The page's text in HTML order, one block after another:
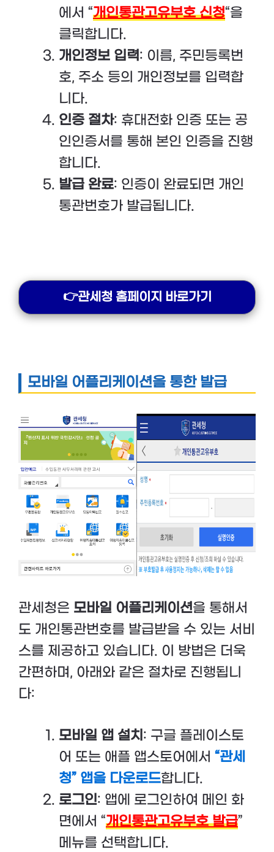
에서 “개인통관고유부호 신청“을
클릭합니다.
개인정보 입력: 이름, 주민등록번
호, 주소 등의 개인정보를 입력합
니다.
인증 절차: 휴대전화 인증 또는 공
인인증서를 통해 본인 인증을 진행
합니다.
발급 완료: 인증이 완료되면 개인
통관번호가 발급됩니다.
👉관세청 홈페이지 바로가기
모바일 어플리케이션을 통한 발급
관세청은 모바일 어플리케이션을 통해서
도 개인통관번호를 발급받을 수 있는 서비
스를 제공하고 있습니다. 이 방법은 더욱
간편하며, 아래와 같은 절차로 진행됩니
다:
모바일 앱 설치 : 구글 플레이스토
어 또는 애플 앱스토어에서 “관세
청” 앱을 다운로드합니다.
로그인: 앱에 로그인하여 메인 화
면에서 “개인통관고유부호 발급”
메뉴를 선택합니다.